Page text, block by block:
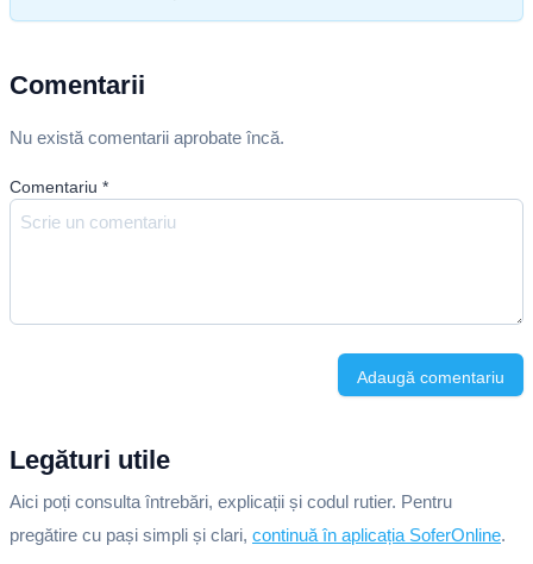
Comentarii
Nu există comentarii aprobate încă.
Comentariu *
Adaugă comentariu
Legături utile
Aici poți consulta întrebări, explicații și codul rutier. Pentru
pregătire cu pași simpli și clari, continuă în aplicația SoferOnline.